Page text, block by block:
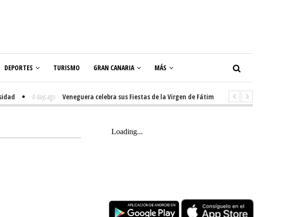
DEPORTES TURISMO GRAN CANARIA MÁS
4 days ago - Veneguera celebra sus Fiestas de la Virgen de Fátima con diez días de tradición,